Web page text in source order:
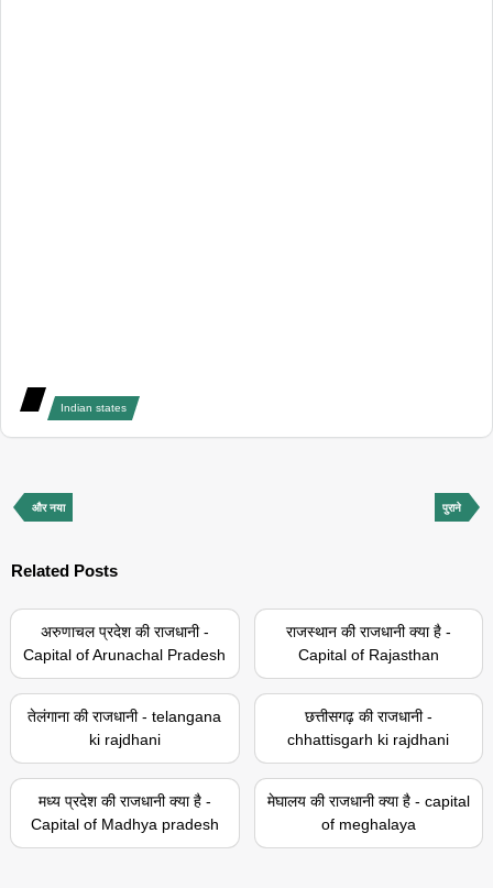
Indian states
और नया पुराने
Related Posts
अरुणाचल प्रदेश की राजधानी -
Capital of Arunachal Pradesh
राजस्थान की राजधानी क्या है -
Capital of Rajasthan
तेलंगाना की राजधानी - telangana
ki rajdhani
छत्तीसगढ़ की राजधानी -
chhattisgarh ki rajdhani
मध्य प्रदेश की राजधानी क्या है -
Capital of Madhya pradesh
मेघालय की राजधानी क्या है - capital
of meghalaya